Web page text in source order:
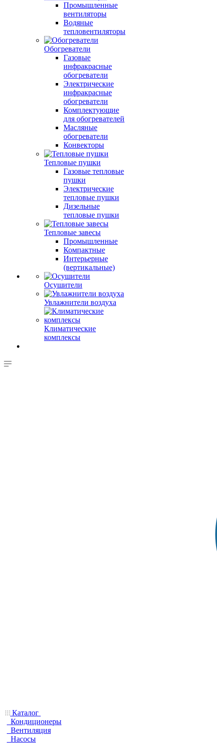
Промышленные
вентиляторы
Водяные
тепловентиляторы
Обогреватели
Газовые
инфракрасные
обогреватели
Электрические
инфракрасные
обогреватели
Комплектующие
для обогревателей
Масляные
обогреватели
Конвекторы
Тепловые пушки
Газовые тепловые
пушки
Электрические
тепловые пушки
Дизельные
тепловые пушки
Тепловые завесы
Промышленные
Компактные
Интерьерные
(вертикальные)
Осушители
Увлажнители воздуха
Климатические
комплексы
Каталог
Кондиционеры
Вентиляция
Насосы